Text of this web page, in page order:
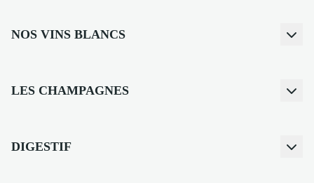
NOS VINS BLANCS
LES CHAMPAGNES
DIGESTIF